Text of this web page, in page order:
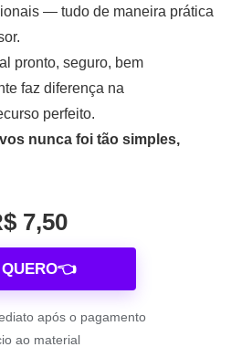
— tudo de maneira prática
pronto, seguro, bem
faz diferença na
perfeito.
nunca foi tão simples,
7,50
QUERO👈
após o pagamento
ao material